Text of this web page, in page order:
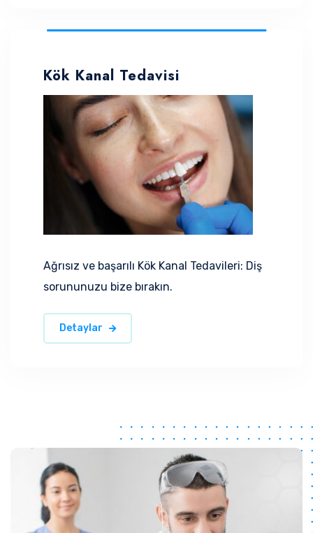
Kök Kanal Tedavisi
Ağrısız ve başarılı Kök Kanal Tedavileri: Diş
sorununuzu bize bırakın.
Detaylar